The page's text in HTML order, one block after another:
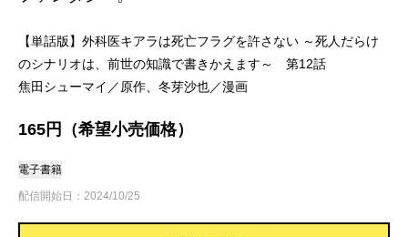
【単話版】外科医キアラは死亡フラグを許さない ～死人だらけ
のシナリオは、前世の知識で書きかえます～ 第12話
焦田シューマイ／原作、冬芽沙也／漫画
165円（希望小売価格）
電子書籍
配信開始日：2024/10/25